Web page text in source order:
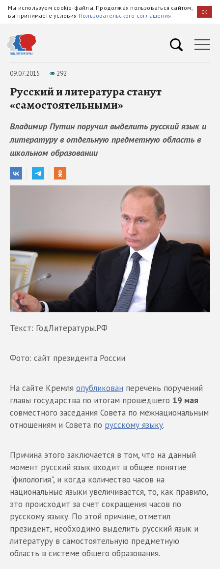
Мы используем cookie-файлы. Продолжая пользоваться сайтом,
вы принимаете условия Пользовательского соглашения OK
09.07.2015 292
Русский и литература станут
«самостоятельными»
Владимир Путин поручил выделить русский язык и
литературу в отдельную предметную область в
школьном образовании
Текст: ГодЛитературы.РФ
Фото: сайт президента России
На сайте Кремля опубликован перечень поручений
главы государства по итогам прошедшего 19 мая
совместного заседания Совета по межнациональным
отношениям и Совета по русскому языку.
Причина этого заключается в том, что на данный
момент русский язык входит в общее понятие
"филология", и когда количество часов на
национальные языки увеличивается, то, как правило,
это происходит за счет сокращения часов по
русскому языку. По этой причине, отметил
президент, необходимо выделить русский язык и
литературу в самостоятельную предметную
область в системе общего образования.